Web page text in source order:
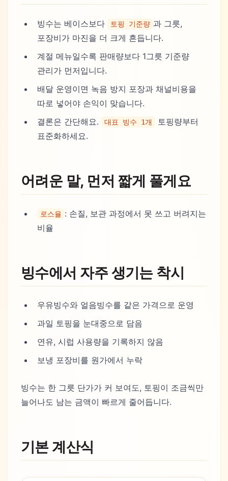
빙수는 베이스보다 토핑 기준량 과 그릇,
포장비가 마진을 더 크게 흔듭니다.
계절 메뉴일수록 판매량보다 1그릇 기준량
관리가 먼저입니다.
배달 운영이면 녹음 방지 포장과 채널비용을
따로 넣어야 손익이 맞습니다.
결론은 간단해요.
대표 빙수 1개
토핑량부터
표준화하세요.
어려운 말, 먼저 짧게 풀게요
로스율 : 손질, 보관 과정에서 못 쓰고 버려지는
비율
빙수에서 자주 생기는 착시
우유빙수와 얼음빙수를 같은 가격으로 운영
과일 토핑을 눈대중으로 담음
연유, 시럽 사용량을 기록하지 않음
보냉 포장비를 원가에서 누락
빙수는 한 그릇 단가가 커 보여도, 토핑이 조금씩만
늘어나도 남는 금액이 빠르게 줄어듭니다.
기본 계산식